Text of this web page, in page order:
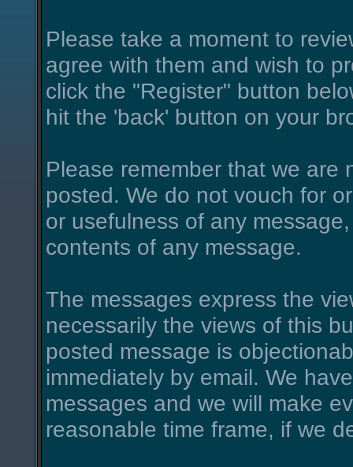
Please take a moment to
agree with them and wish to
click the "Register" button
hit the 'back' button on your
Please remember that we are
posted. We do not vouch for
or usefulness of any
contents of any message.
The messages express the
necessarily the views of this
posted message is
immediately by email. We
messages and we will make
reasonable time frame, if we